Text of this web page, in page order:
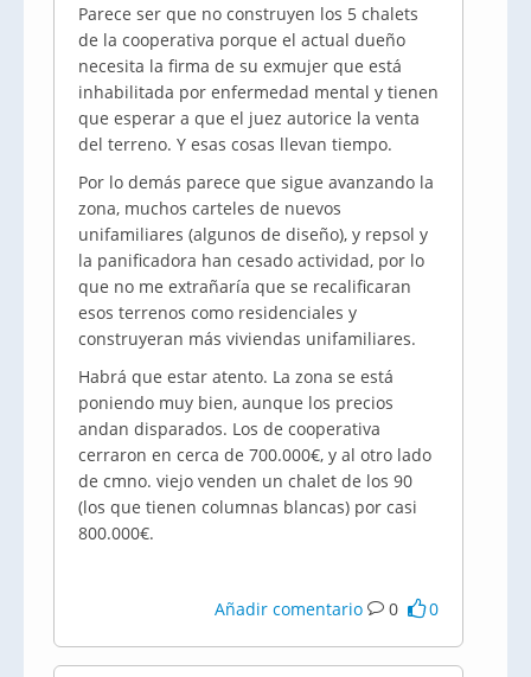
Parece ser que no construyen los 5 chalets
de la cooperativa porque el actual dueño
necesita la firma de su exmujer que está
inhabilitada por enfermedad mental y tienen
que esperar a que el juez autorice la venta
del terreno. Y esas cosas llevan tiempo.
Por lo demás parece que sigue avanzando la
zona, muchos carteles de nuevos
unifamiliares (algunos de diseño), y repsol y
la panificadora han cesado actividad, por lo
que no me extrañaría que se recalificaran
esos terrenos como residenciales y
construyeran más viviendas unifamiliares.
Habrá que estar atento. La zona se está
poniendo muy bien, aunque los precios
andan disparados. Los de cooperativa
cerraron en cerca de 700.000€, y al otro lado
de cmno. viejo venden un chalet de los 90
(los que tienen columnas blancas) por casi
800.000€.
Añadir comentario 0 0